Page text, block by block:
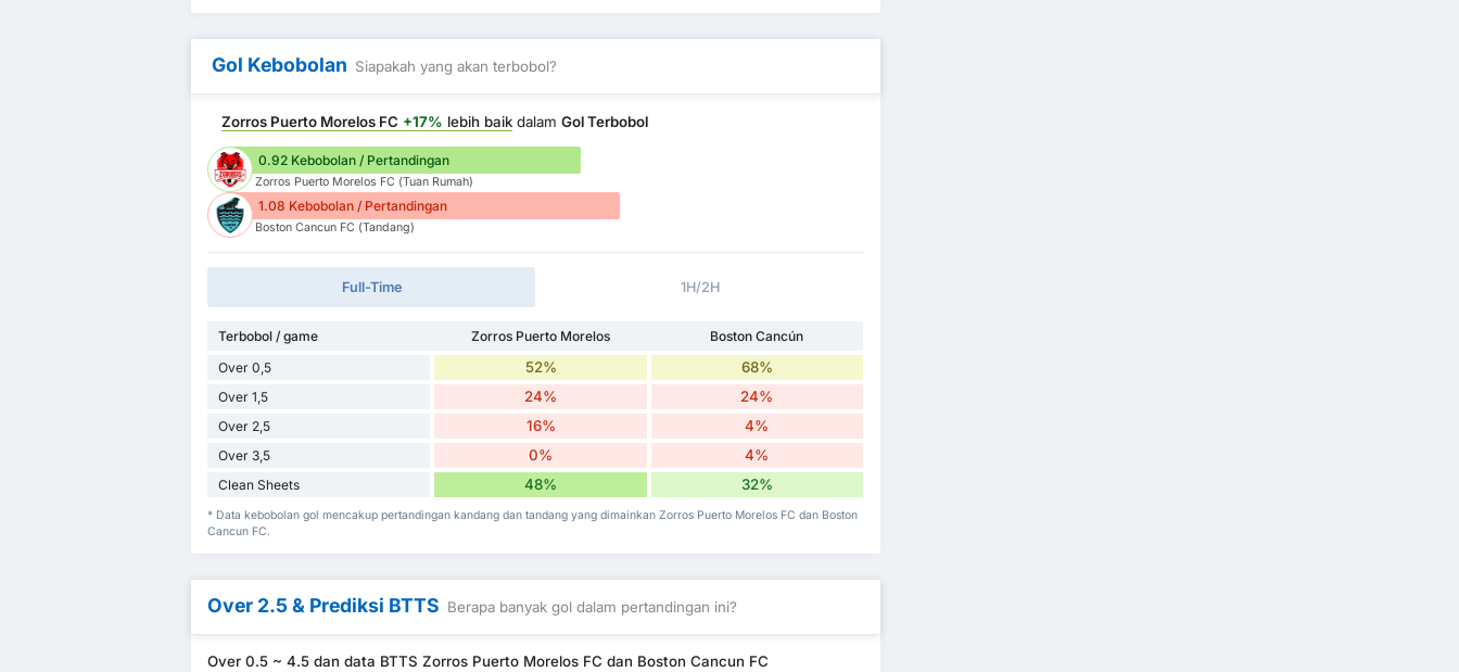
Gol Kebobolan Siapakah yang akan terbobol?
Zorros Puerto Morelos FC +17% lebih baik dalamGol Terbobol
0.92 Kebobolan / Pertandingan
Zorros Puerto Morelos FC (Tuan Rumah)
1.08 Kebobolan / Pertandingan
Boston Cancun FC (Tandang)
Full-Time 1H/2H
Terbobol / game Zorros Puerto Morelos
Boston Cancún
Over 0,5
52% 68%
Over 1,5 24% 24%
Over 2,5 16% 4%
Over 3,5 0% 4%
Clean Sheets 48% 32%
* Data kebobolan gol mencakup pertandingan kandang dan tandang yang dimainkan Zorros Puerto Morelos FC dan Boston
Cancun FC.
Over 2.5 & Prediksi BTTS Berapa banyak gol dalam pertandingan ini?
Over 0.5 ~ 4.5 dan data BTTS Zorros Puerto Morelos FC dan Boston Cancun FC